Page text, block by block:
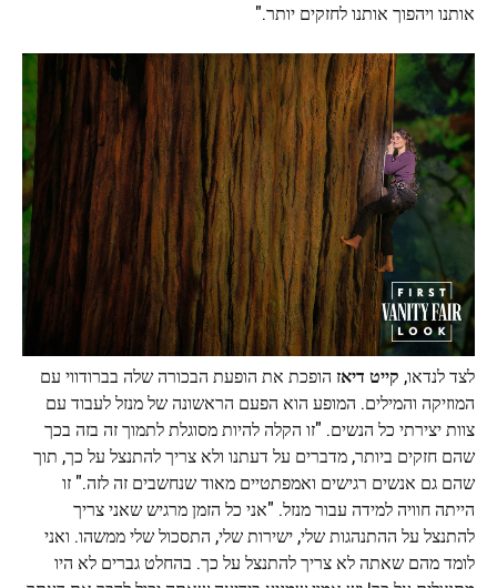
אותנו ויהפוך אותנו לחזקים יותר."
לצד לנדאו, קייט דיאז הופכת את הופעת הבכורה שלה בברודווי עם
המוזיקה והמילים. המופע הוא הפעם הראשונה של מנזל לעבוד עם
צוות יצירתי כל הנשים. "זו הקלה להיות מסוגלת לתמוך זה בזה בכך
שהם חזקים ביותר, מדברים על דעתנו ולא צריך להתנצל על כך, תוך
שהם גם אנשים רגישים ואמפתטיים מאוד שנחשבים זה לזה." זו
הייתה חוויה למידה עבור מנזל. "אני כל הזמן מרגיש שאני צריך
להתנצל על ההתנהגות שלי, ישירות שלי, התסכול שלי ממשהו. ואני
לומד מהם שאתה לא צריך להתנצל על כך. בהחלט גברים לא היו